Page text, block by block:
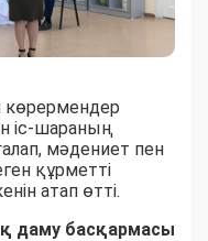
іс-шараның
мәдениет пен
құрметті
атап өтті.
даму басқармасы